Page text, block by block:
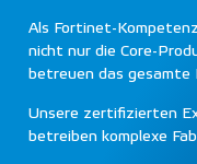
Als Fortinet-
nicht nur die Core-
betreuen das gesamte
Unsere zertifizierten
betreiben komplexe